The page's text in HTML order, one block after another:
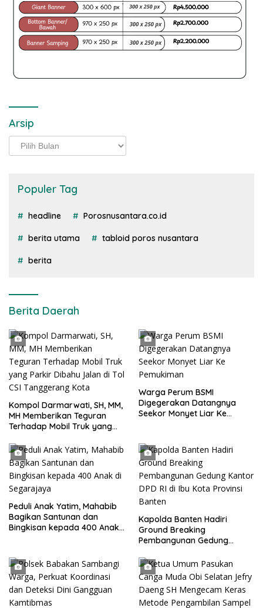
Arsip
Arsip
Populer Tag
headline Porosnusantara.co.id
berita utama tabloid poros nusantara
berita
Berita Daerah
Kompol Darmarwati, SH, MM,
MH Memberikan Teguran
Terhadap Mobil Truk yang
Tanggerang Kota
Warga Perum BSMI
Digegerakan Datangnya
Seekor Monyet Liar Ke
Peduli Anak Yatim, Mahabib
Bagikan Santunan dan
Bingkisan kepada 400 Anak
Kapolda Banten Hadiri
Ground Breaking
Pembangunan Gedung
Provinsi Banten